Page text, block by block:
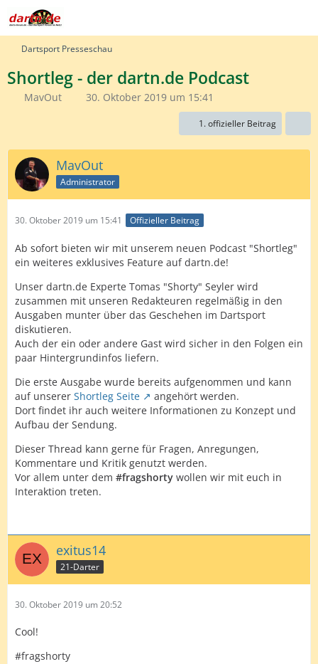
Dartsport Presseschau
Shortleg - der dartn.de Podcast
MavOut 30. Oktober 2019 um 15:41
1. offizieller Beitrag
MavOut
Administrator
30. Oktober 2019 um 15:41 Offizieller Beitrag
Ab sofort bieten wir mit unserem neuen Podcast "Shortleg"
ein weiteres exklusives Feature auf dartn.de!
Unser dartn.de Experte Tomas "Shorty" Seyler wird
zusammen mit unseren Redakteuren regelmäßig in den
Ausgaben munter über das Geschehen im Dartsport
diskutieren.
Auch der ein oder andere Gast wird sicher in den Folgen ein
paar Hintergrundinfos liefern.
Die erste Ausgabe wurde bereits aufgenommen und kann
auf unserer Shortleg Seite
angehört werden.
Dort findet ihr auch weitere Informationen zu Konzept und
Aufbau der Sendung.
Dieser Thread kann gerne für Fragen, Anregungen,
Kommentare und Kritik genutzt werden.
Vor allem unter dem #fragshorty wollen wir mit euch in
Interaktion treten.
exitus14
21-Darter
30. Oktober 2019 um 20:52
Cool!
#fragshorty